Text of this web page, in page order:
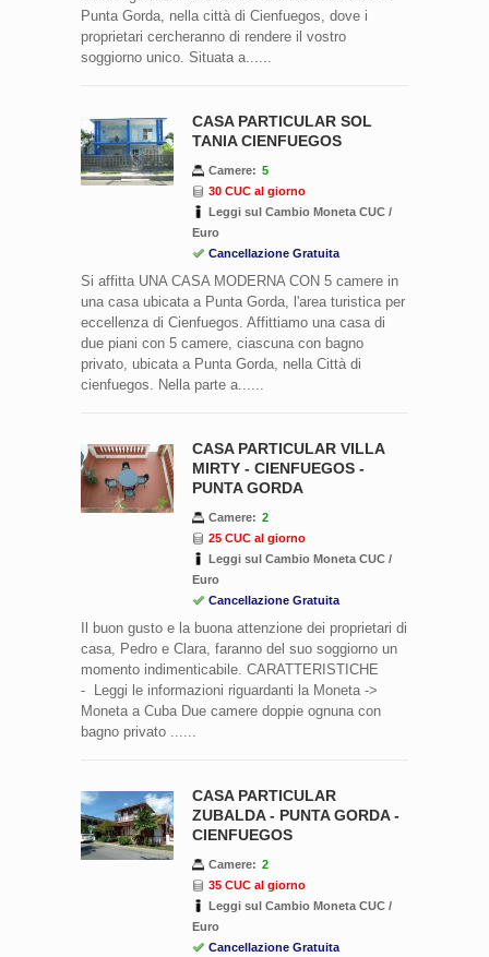
Punta Gorda, nella città di Cienfuegos, dove i
proprietari cercheranno di rendere il vostro
soggiorno unico. Situata a......
CASA PARTICULAR SOL
TANIA CIENFUEGOS
Camere: 5
30 CUC al giorno
Leggi sul Cambio Moneta CUC /
Euro
Cancellazione Gratuita
Si affitta UNA CASA MODERNA CON 5 camere in
una casa ubicata a Punta Gorda, l'area turistica per
eccellenza di Cienfuegos. Affittiamo una casa di
due piani con 5 camere, ciascuna con bagno
privato, ubicata a Punta Gorda, nella Città di
cienfuegos. Nella parte a......
CASA PARTICULAR VILLA
MIRTY - CIENFUEGOS -
PUNTA GORDA
Camere: 2
25 CUC al giorno
Leggi sul Cambio Moneta CUC /
Euro
Cancellazione Gratuita
Il buon gusto e la buona attenzione dei proprietari di
casa, Pedro e Clara, faranno del suo soggiorno un
momento indimenticabile. CARATTERISTICHE
- Leggi le informazioni riguardanti la Moneta ->
Moneta a Cuba Due camere doppie ognuna con
bagno privato ......
CASA PARTICULAR
ZUBALDA - PUNTA GORDA -
CIENFUEGOS
Camere: 2
35 CUC al giorno
Leggi sul Cambio Moneta CUC /
Euro
Cancellazione Gratuita